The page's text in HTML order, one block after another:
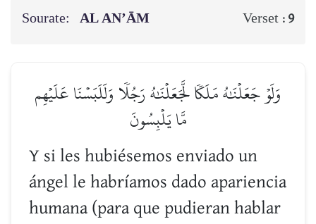
Sourate: AL AN’ĀM Verset : 9
وَلَوۡ جَعَلۡنَٰهُ مَلَكٗا لَّجَعَلۡنَٰهُ رَجُلٗا وَلَلَبَسۡنَا عَلَيۡهِم
مَّا يَلۡبِسُونَ
Y si les hubiésemos enviado un
ángel le habríamos dado apariencia
humana (para que pudieran hablar